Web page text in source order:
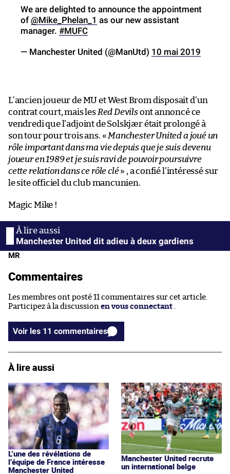
We are delighted to announce the appointment
of @Mike_Phelan_1 as our new assistant
manager. #MUFC
— Manchester United (@ManUtd) 10 mai 2019
L’ancien joueur de MU et West Brom disposait d’un
contrat court, mais les Red Devilsont annoncé ce
vendredi que l’adjoint de Solskjær était prolongé à
son tour pour trois ans. « Manchester United a joué un
rôle important dans ma vie depuis que je suis devenu
joueur en 1989 et je suis ravi de pouvoir poursuivre
cette relation dans ce rôle clé» , a confié l’intéressé sur
le site officiel du club mancunien.
Magic Mike !
Manchester United dit adieu à deux gardiens
MR
Commentaires
Les membres ont posté 11 commentaires sur cet article.
Participez à la discussion en vous connectant .
Voir les 11 commentaires
À lire aussi
L’une des révélations de
l’équipe de France intéresse
Manchester United
Manchester United recrute
un international belge